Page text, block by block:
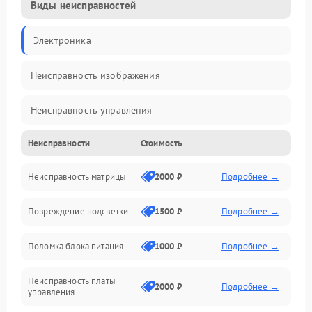
Виды неисправностей
Электроника
Неисправность изображения
Неисправность управления
Неисправность интерфейсов
Прочие неисправности
Неисправность звука
Механические повреждения
Неисправности Стоимость
Неисправность матрицы 2000 ₽ Подробнее →
Повреждение подсветки 1500 ₽ Подробнее →
Поломка блока питания 1000 ₽ Подробнее →
Неисправность платы
управления
2000 ₽ Подробнее →